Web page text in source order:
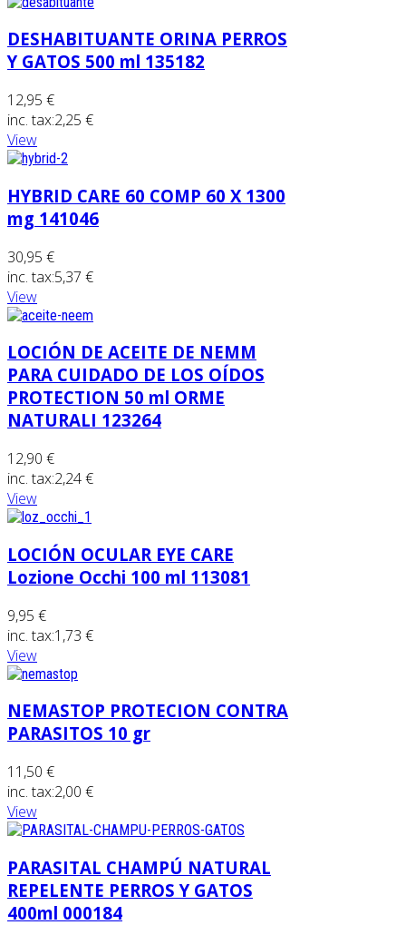
DESHABITUANTE ORINA PERROS
Y GATOS 500 ml 135182
12,95 €
inc. tax:2,25 €
View
HYBRID CARE 60 COMP 60 X 1300
mg 141046
30,95 €
inc. tax:5,37 €
View
LOCIÓN DE ACEITE DE NEMM
PARA CUIDADO DE LOS OÍDOS
PROTECTION 50 ml ORME
NATURALI 123264
12,90 €
inc. tax:2,24 €
View
LOCIÓN OCULAR EYE CARE
Lozione Occhi 100 ml 113081
9,95 €
inc. tax:1,73 €
View
NEMASTOP PROTECION CONTRA
PARASITOS 10 gr
11,50 €
inc. tax:2,00 €
View
PARASITAL CHAMPÚ NATURAL
REPELENTE PERROS Y GATOS
400ml 000184